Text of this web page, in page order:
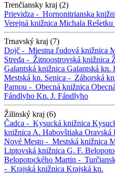
Trenčiansky kraj (2)
Prievidza - Hornonitrianska
Verejná knižnica Michala Rešetku
Trnavský kraj (7)
Dojč - Miestna ľudová knižnica
Streda - Žitnoostrovská knižnica
Galantská knižnica Galantská kn.
Mestská kn. Senica - Záhorská
Parnou - Obecná knižnica
Fándlyho Kn. J. Fándlyho
Žilinský kraj (6)
Čadca - Kysucká knižnica
knižnica A. Habovštiaka Oravská
Nové Mesto - Mestská knižnica
Liptovská knižnica G. F.
Belopotockého Martin -
- Krajská knižnica Krajská kn.